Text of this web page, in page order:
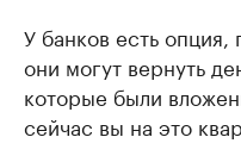
У банков есть опция,
они могут вернуть
которые были
сейчас вы на это